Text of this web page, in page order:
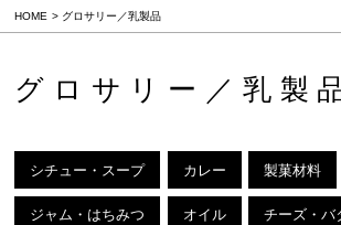
HOME グロサリー／乳製品
グロサリー／乳製
シチュー・スープ カレー 製菓材料
ジャム・はちみつ オイル チーズ・バ